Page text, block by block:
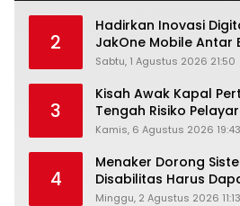
2
Hadirkan Inovasi
JakOne Mobile Antar
Raih Digital
Sabtu, 1 Agustus 2026 21:50
3
Kisah Awak Kapal
Tengah Risiko
Kamis, 6 Agustus 2026 19:43
4
Menaker Dorong
Disabilitas Harus
Setara
Minggu, 2 Agustus 2026 11:13